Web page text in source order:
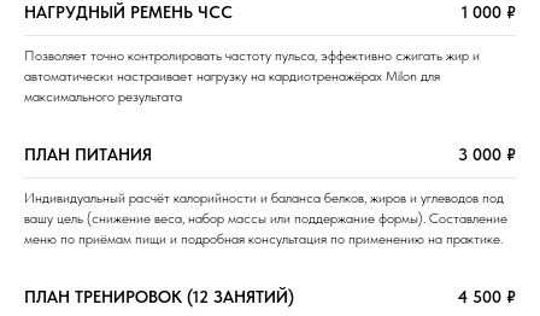
НАГРУДНЫЙ РЕМЕНЬ ЧСС 1 000 ₽
Позволяет точно контролировать частоту пульса, эффективно сжигать жир и
автоматически настраивает нагрузку на кардиотренажёрах Milon для
максимального результата
ПЛАН ПИТАНИЯ 3 000 ₽
Индивидуальный расчёт калорийности и баланса белков, жиров и углеводов под
вашу цель (снижение веса, набор массы или поддержание формы). Составление
меню по приёмам пищи и подробная консультация по применению на практике.
ПЛАН ТРЕНИРОВОК (12 ЗАНЯТИЙ) 4 500 ₽